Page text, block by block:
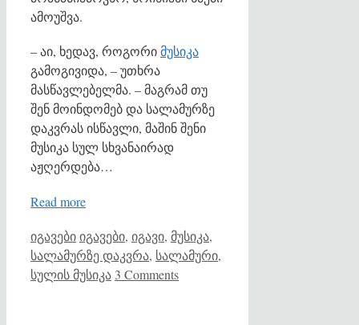
ამოუშვა.
– აი, ხედავ, როგორიმუსიკა
გამოგივიდა, – უთხრა
მასწავლებელმა. – მაგრამ თუ
შენ მოინდომებ და სალამურზე
დაკვრას ისწავლი, მაშინ შენი
მუსიკა სულ სხვანაირად
აჟღერდება…
Read more
Categories
იგავებიTags
იგავები, იგავი, მუსიკა,
სალამურზე დაკვრა, სალამური,
სულის მუსიკა 3 Comments